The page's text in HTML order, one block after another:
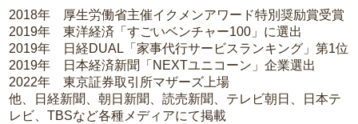
2018年 厚生労働省主催イクメンアワード特別奨励賞受賞
2019年 東洋経済「すごいベンチャー100」に選出
2019年 日経DUAL「家事代行サービスランキング」第1位
2019年 日本経済新聞「NEXTユニコーン」企業選出
2022年 東京証券取引所マザーズ上場
他、日経新聞、朝日新聞、読売新聞、テレビ朝日、日本テ
レビ、TBSなど各種メディアにて掲載